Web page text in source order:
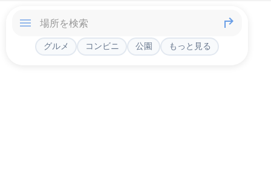
グルメ コンビニ 公園 もっと見る